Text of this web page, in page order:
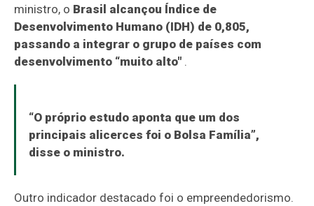
ministro, o Brasil alcançou Índice de
Desenvolvimento Humano (IDH) de 0,805,
passando a integrar o grupo de países com
desenvolvimento “muito alto" .
“O próprio estudo aponta que um dos
principais alicerces foi o Bolsa Família”,
disse o ministro.
Outro indicador destacado foi o empreendedorismo.